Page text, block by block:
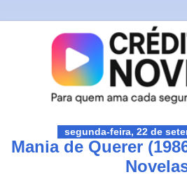
segunda-feira, 22 de
Mania de Querer